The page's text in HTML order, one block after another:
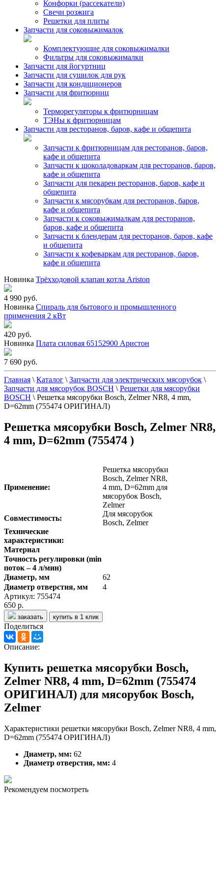
Конфорки (рассекатели)
Свечи розжига
Решетки для плиты
Запчасти для соковыжималок
Комплектующие для соковыжималки
Фильтры для соковыжималки
Запчасти для йогуртниц
Запчасти для сушилок для рук
Запчасти для кондиционеров
Запчасти для фритюрниц
Терморегуляторы к фритюрницам
ТЭНы к фритюрницам
Запчасти для ресторанов, баров, кафе и общепита
Запчасти к фритюрницам для ресторанов, баров,
кафе и общепита
Запчасти к шоколадоваркам для ресторанов, баров,
кафе и общепита
Запчасти для пекарен ресторанов, баров, кафе и
общепита
Запчасти к мясорубкам для ресторанов, баров,
кафе и общепита
Запчасти к соковыжималкам для ресторанов,
баров, кафе и общепита
Запчасти к блендерам для ресторанов, баров, кафе
и общепита
Запчасти к кофеваркам для ресторанов, баров,
кафе и общепита
Новинка Трёхходовой клапан котла Ariston
4 990 руб.
Новинка Спираль для бытового и промышленного
применения 2 кВт
420 руб.
Новинка Плата силовая 65152900 Аристон
7 690 руб.
Главная \ Каталог \ Запчасти для электрических мясорубок \
Запчасти для мясорубок BOSCH \ Решетки для мясорубки
BOSCH \ Решетка мясорубки Bosch, Zelmer NR8, 4 mm,
D=62mm (755474 ОРИГИНАЛ)
Решетка мясорубки Bosch, Zelmer NR8,
4 mm, D=62mm (755474 )
Применение:
Решетка мясорубки
Bosch, Zelmer NR8,
4 mm, D=62mm для
мясорубок Bosch,
Zelmer
Совместимость:
Для мясорубок
Bosch, Zelmer
Технические
характеристики:
Материал
Точность регулировки (min
поток – 4 л/мин)
Диаметр, мм
62
Диаметр отверстия, мм
4
Артикул: 755474
650 р.
заказать купить в 1 клик
Поделиться
Описание:
Купить решетка мясорубки Bosch,
Zelmer NR8, 4 mm, D=62mm (755474
ОРИГИНАЛ) для мясорубок Bosch,
Zelmer
Характеристики решетки мясорубки Bosch, Zelmer NR8, 4 mm,
D=62mm (755474 ОРИГИНАЛ)
Диаметр, мм: 62
Диаметр отверстия, мм: 4
Рекомендуем посмотреть